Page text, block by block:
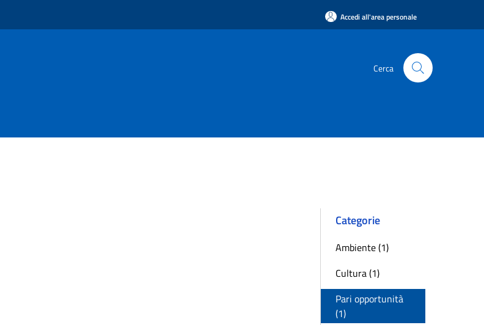
Accedi all'area personale
Cerca
Categorie
Ambiente (1)
Cultura (1)
Pari opportunità
(1)